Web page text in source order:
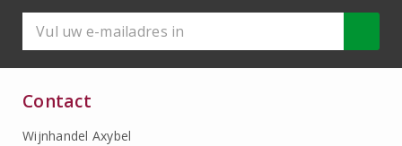
Contact
Wijnhandel Axybel